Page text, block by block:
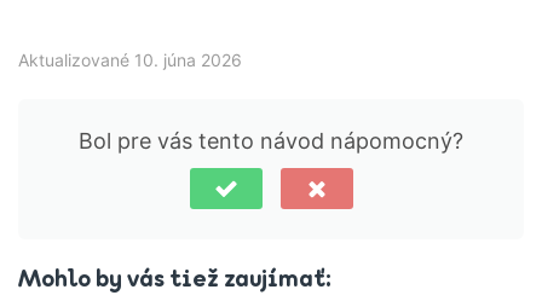
Aktualizované 10. júna 2026
Bol pre vás tento návod nápomocný?
Mohlo by vás tiež zaujímať: